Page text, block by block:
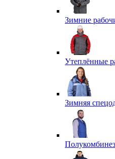
Зимние
Утеплённые
Зимняя